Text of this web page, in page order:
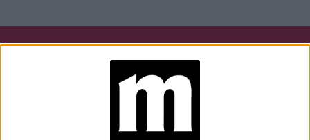
Caras Noticias